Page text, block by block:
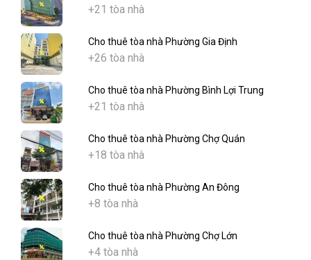
+21 tòa nhà
Cho thuê tòa nhà Phường Gia Định
+26 tòa nhà
Cho thuê tòa nhà Phường Bình Lợi Trung
+21 tòa nhà
Cho thuê tòa nhà Phường Chợ Quán
+18 tòa nhà
Cho thuê tòa nhà Phường An Đông
+8 tòa nhà
Cho thuê tòa nhà Phường Chợ Lớn
+4 tòa nhà